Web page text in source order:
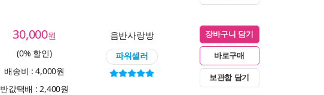
30,000원
(0% 할인)
배송비 : 4,000원
반값택배 : 2,400원
음반사랑방
파워셀러
장바구니 담기
바로구매
보관함 담기